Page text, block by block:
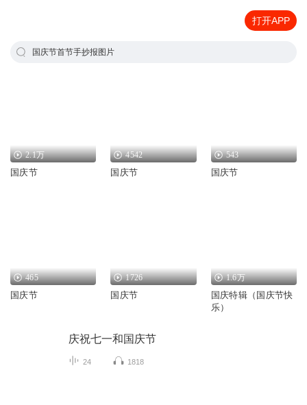
打开APP
国庆节首节手抄报图片
2.1万
国庆节
4542
国庆节
543
国庆节
465
国庆节
1726
国庆节
1.6万
国庆特辑（国庆节快
乐）
庆祝七一和国庆节
24 1818